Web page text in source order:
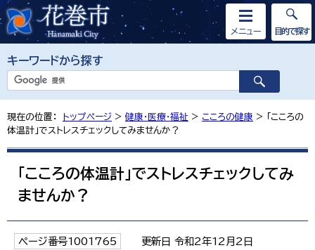
キーワードから探す
メニュー 目的で探す
現在の位置： トップページ > 健康・医療・福祉 > こころの健康 > 「こころの
体温計」でストレスチェックしてみませんか？
「こころの体温計」でストレスチェックしてみ
ませんか？
ページ番号1001765 更新日 令和2年12月2日